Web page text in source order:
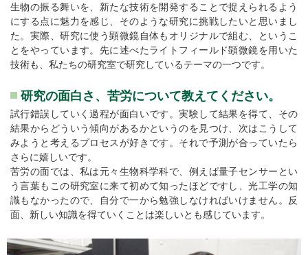
生物の振る舞いを、新たな技術を開発することで捉えられるよう
にする点に魅力を感じ、そのような研究に挑戦したいと思いまし
た。実際、研究に使う顕微鏡自体もオリジナルで組む、というこ
とをやっています。先に述べたライトフィールド顕微鏡を用いた
技術も、私たちの研究室で研究しているテーマの一つです。
研究の面白さ、苦労について教えてください。
試行錯誤していく過程が面白いです。実験して結果を得て、その
結果からどういう傾向があるかというのを見つけ、次はこうして
みようと考えるプロセスが好きです。それで予測が合っていたら
さらに嬉しいです。
苦労の面では、私は元々生物科学科で、例えば量子センサーとい
う言葉もこの研究室に来て初めて知ったほどですし、光工学の知
識もなかったので、自分で一から勉強しなければいけません。反
面、新しい知識を得ていくことは楽しいとも感じています。